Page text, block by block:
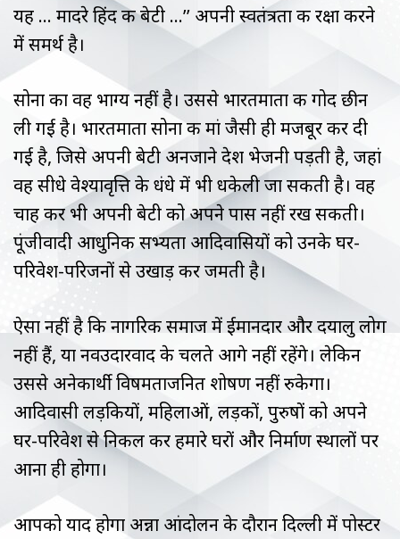
यह … मादरे हिंद की बेटी …’’ अपनी स्वतंत्रता की रक्षा करने
में समर्थ है।
सोना का वह भाग्य नहीं है। उससे भारतमाता की गोद छीन
ली गई है। भारतमाता सोना की मां जैसी ही मजबूर कर दी
गई है, जिसे अपनी बेटी अनजाने देश भेजनी पड़ती है, जहां
वह सीधे वेश्यावृत्ति के धंधे में भी धकेली जा सकती है। वह
चाह कर भी अपनी बेटी को अपने पास नहीं रख सकती।
पूंजीवादी आधुनिक सभ्यता आदिवासियों को उनके घर-
परिवेश-परिजनों से उखाड़ कर जमती है।
ऐसा नहीं है कि नागरिक समाज में ईमानदार और दयालु लोग
नहीं हैं, या नवउदारवाद के चलते आगे नहीं रहेंगे। लेकिन
उससे अनेकार्थी विषमताजनित शोषण नहीं रुकेगा।
आदिवासी लड़कियों, महिलाओं, लड़कों, पुरुषों को अपने
घर-परिवेश से निकल कर हमारे घरों और निर्माण स्थालों पर
आना ही होगा।
आपको याद होगा अन्ना आंदोलन के दौरान दिल्ली में पोस्टर